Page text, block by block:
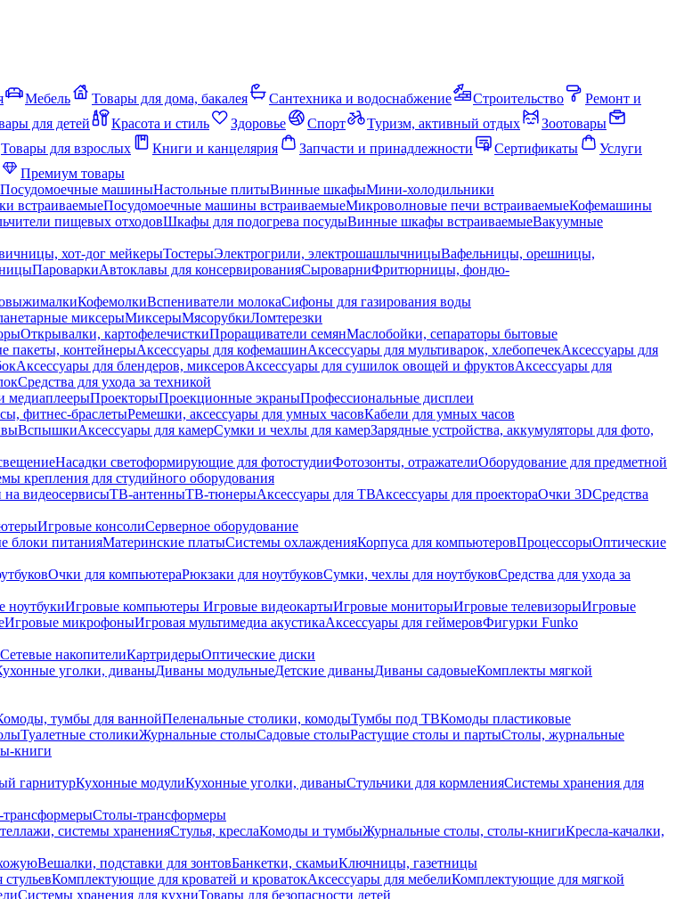
Мебель Товары для дома, бакалея Сантехника и водоснабжение Строительство
Ремонт и
для детей Красота и стиль Здоровье Спорт Туризм, активный отдых
Зоотовары
Товары для взрослых Книги и канцелярия Запчасти и принадлежности Сертификаты
Услуги
Премиум товары
Посудомоечные машиныНастольные плитыВинные шкафыМини-холодильники
встраиваемыеПосудомоечные машины встраиваемыеМикроволновые печи встраиваемыеКофемашины
пищевых отходовШкафы для подогрева посудыВинные шкафы встраиваемыеВакуумные
хот-дог мейкерыТостерыЭлектрогрили, электрошашлычницыВафельницы, орешницы,
ПароваркиАвтоклавы для консервированияСыроварниФритюрницы, фондю-
КофемолкиВспениватели молокаСифоны для газирования воды
миксерыМиксерыМясорубкиЛомтерезки
Открывалки, картофелечисткиПроращиватели семянМаслобойки, сепараторы бытовые
пакеты, контейнерыАксессуары для кофемашинАксессуары для мультиварок, хлебопечекАксессуары для
Аксессуары для блендеров, миксеровАксессуары для сушилок овощей и фруктовАксессуары для
Средства для ухода за техникой
медиаплеерыПроекторыПроекционные экраныПрофессиональные дисплеи
фитнес-браслетыРемешки, аксессуары для умных часовКабели для умных часов
ВспышкиАксессуары для камерСумки и чехлы для камерЗарядные устройства, аккумуляторы для фото,
Насадки светоформирующие для фотостудииФотозонты, отражателиОборудование для предметной
крепления для студийного оборудования
видеосервисыТВ-антенныТВ-тюнерыАксессуары для ТВАксессуары для проектораОчки 3DСредства
Игровые консолиСерверное оборудование
блоки питанияМатеринские платыСистемы охлажденияКорпуса для компьютеровПроцессорыОптические
Очки для компьютераРюкзаки для ноутбуковСумки, чехлы для ноутбуковСредства для ухода за
ноутбукиИгровые компьютеры Игровые видеокартыИгровые мониторыИгровые телевизорыИгровые
Игровые микрофоныИгровая мультимедиа акустикаАксессуары для геймеровФигурки Funko
Сетевые накопителиКартридерыОптические диски
уголки, диваныДиваны модульныеДетские диваныДиваны садовыеКомплекты мягкой
тумбы для ваннойПеленальные столики, комодыТумбы под ТВКомоды пластиковые
Туалетные столикиЖурнальные столыСадовые столыРастущие столы и партыСтолы, журнальные
книги
гарнитурКухонные модулиКухонные уголки, диваныСтульчики для кормленияСистемы хранения для
трансформерыСтолы-трансформеры
системы храненияСтулья, креслаКомоды и тумбыЖурнальные столы, столы-книгиКресла-качалки,
Вешалки, подставки для зонтовБанкетки, скамьиКлючницы, газетницы
Комплектующие для кроватей и кроватокАксессуары для мебелиКомплектующие для мягкой
Системы хранения для кухниТовары для безопасности детей